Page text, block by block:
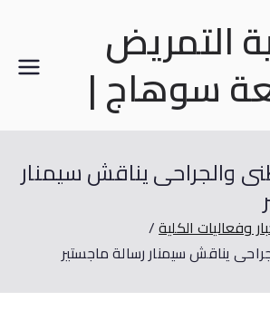
التمريض
سوهاج |
والجراحى يناقش سيمنار
وفعاليات الكلية
يناقش سيمنار رسالة ماجستير